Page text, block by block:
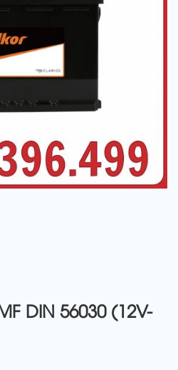
DIN 56030 (12V-